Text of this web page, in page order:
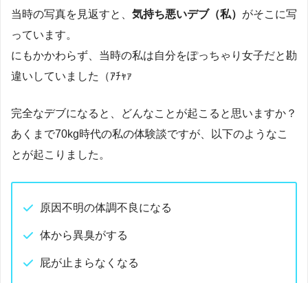
当時の写真を見返すと、 気持ち悪いデブ（私） がそこに写
っています。
にもかかわらず、当時の私は自分をぽっちゃり女子だと勘
違いしていました（ｱﾁｬｧ
完全なデブになると、どんなことが起こると思いますか？
あくまで70kg時代の私の体験談ですが、以下のようなこ
とが起こりました。
原因不明の体調不良になる
体から異臭がする
屁が止まらなくなる